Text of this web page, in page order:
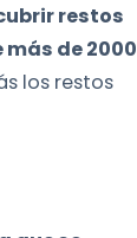
restos
de 2000
los restos